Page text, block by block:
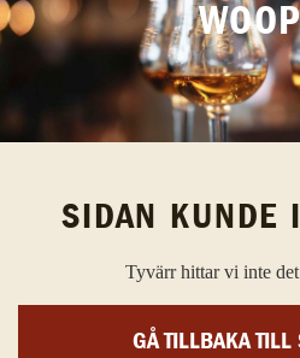
SIDAN KUNDE
Tyvärr hittar vi inte
GÅ TILLBAKA TILL